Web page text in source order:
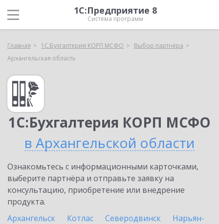
1С:Предприятие 8
Система программ
Главная 1С:Бухгалтерия КОРП МСФО
Выбор партнёра
Архангельская область
1С:Бухгалтерия КОРП МСФО
в Архангельской области
Ознакомьтесь с информационными карточками,
выберите партнёра и отправьте заявку на
консультацию, приобретение или внедрение
продукта.
Архангельск
Котлас Северодвинск
Нарьян-